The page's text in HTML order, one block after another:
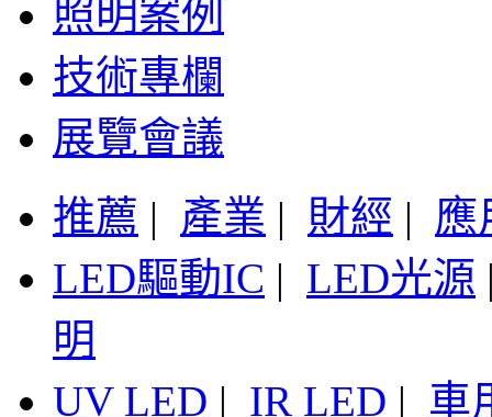
照明案例
技術專欄
展覽會議
推薦 | 產業 | 財經 | 應
LED驅動IC | LED光源
明
UV LED | IR LED | 車